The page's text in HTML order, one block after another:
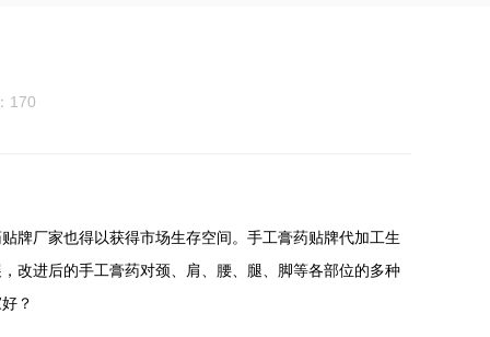
170
厂家也得以获得市场生存空间。手工膏药贴牌代加工生
改进后的手工膏药对颈、肩、腰、腿、脚等各部位的多种
？